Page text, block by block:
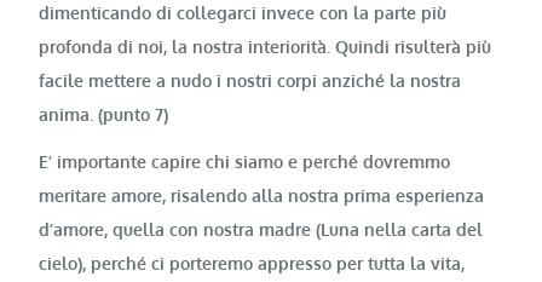
dimenticando di collegarci invece con la parte più
profonda di noi, la nostra interiorità. Quindi risulterà più
facile mettere a nudo i nostri corpi anziché la nostra
anima. (punto 7)
E’ importante capire chi siamo e perché dovremmo
meritare amore, risalendo alla nostra prima esperienza
d’amore, quella con nostra madre (Luna nella carta del
cielo), perché ci porteremo appresso per tutta la vita,